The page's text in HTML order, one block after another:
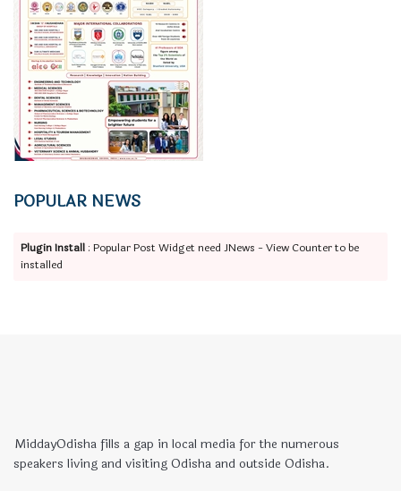
POPULAR NEWS
Plugin Install : Popular Post Widget need JNews - View Counter to be
installed
MiddayOdisha fills a gap in local media for the numerous
speakers living and visiting Odisha and outside Odisha.